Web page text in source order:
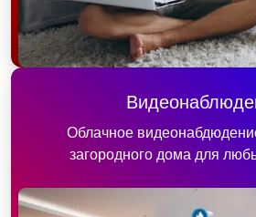
Облачное
загородного дома для